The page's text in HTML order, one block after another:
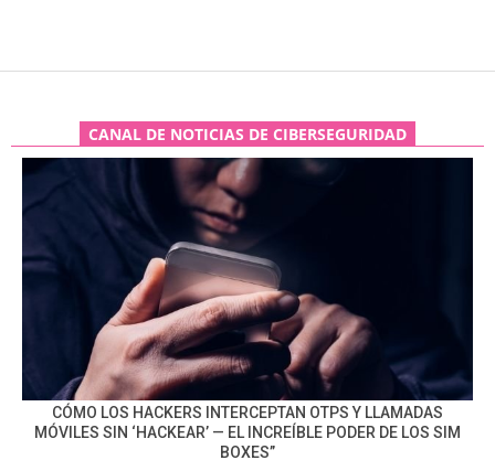
CANAL DE NOTICIAS DE CIBERSEGURIDAD
CÓMO LOS HACKERS INTERCEPTAN OTPS Y LLAMADAS
MÓVILES SIN ‘HACKEAR’ — EL INCREÍBLE PODER DE LOS SIM
BOXES”